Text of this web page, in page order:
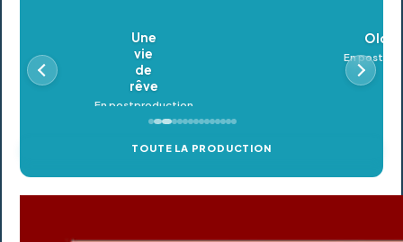
Oldeupe
En postproduction
TOUTE LA PRODUCTION